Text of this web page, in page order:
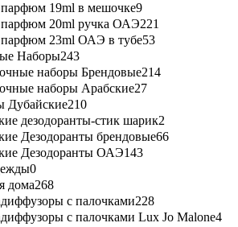
19ml в мешочке9
20ml ручка ОАЭ221
23ml ОАЭ в тубе53
Наборы243
наборы Брендовые214
наборы Арабские27
Дубайские210
дезодоранты-стик шарик2
Дезодоранты брендовые66
Дезодоранты ОАЭ143
0
дома268
с палочками228
с палочками Lux Jo Malone4